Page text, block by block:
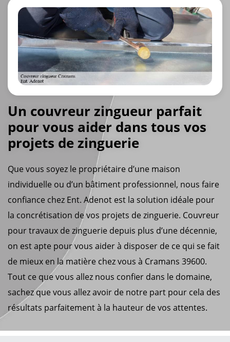
Un couvreur zingueur parfait
pour vous aider dans tous vos
projets de zinguerie
Que vous soyez le propriétaire d’une maison
individuelle ou d’un bâtiment professionnel, nous faire
confiance chez Ent. Adenot est la solution idéale pour
la concrétisation de vos projets de zinguerie. Couvreur
pour travaux de zinguerie depuis plus d’une décennie,
on est apte pour vous aider à disposer de ce qui se fait
de mieux en la matière chez vous à Cramans 39600.
Tout ce que vous allez nous confier dans le domaine,
sachez que vous allez avoir de notre part pour cela des
résultats parfaitement à la hauteur de vos attentes.